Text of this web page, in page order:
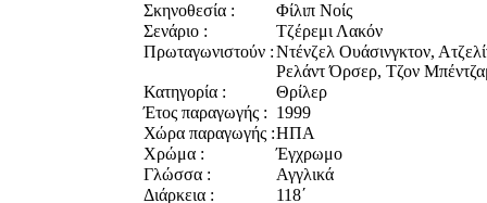
Σκηνοθεσία :
Φίλιπ Νοίς
Σενάριο :
Τζέρεμι Λακόν
Πρωταγωνιστούν :Ντένζελ Ουάσινγκτον,
Ρελάντ Όρσερ, Τζον
Κατηγορία :
Θρίλερ
Έτος παραγωγής : 1999
Χώρα παραγωγής :ΗΠΑ
Χρώμα :
Έγχρωμο
Γλώσσα :
Αγγλικά
Διάρκεια :
118΄